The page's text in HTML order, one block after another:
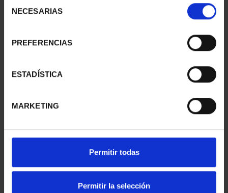
NECESARIAS
PREFERENCIAS
ESTADÍSTICA
MARKETING
Permitir todas
Permitir la selección
Sólo para usuarios
registrados
Sólo para usuarios
registrados
PROVINCIA 3
PROVINCIA 4